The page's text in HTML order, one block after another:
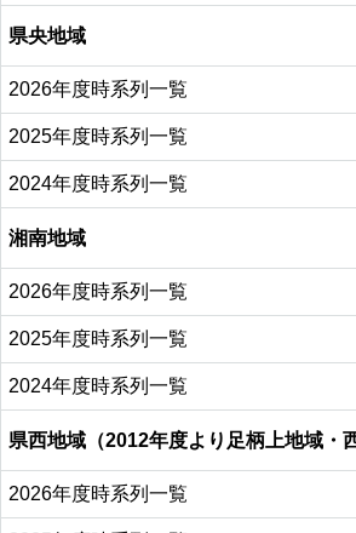
県央地域
2026年度時系列一覧
2025年度時系列一覧
2024年度時系列一覧
湘南地域
2026年度時系列一覧
2025年度時系列一覧
2024年度時系列一覧
県西地域（2012年度より足柄上地域・
2026年度時系列一覧